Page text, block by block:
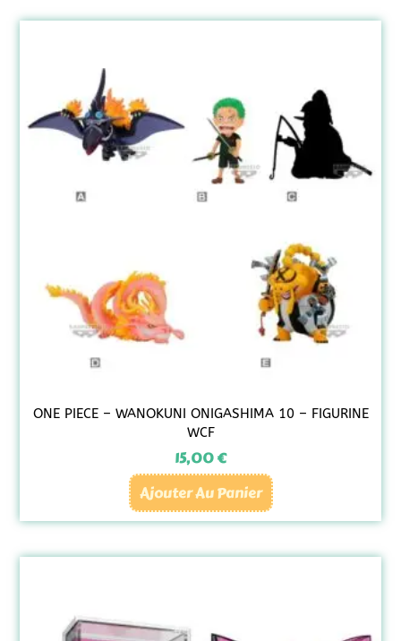
ONE PIECE – WANOKUNI ONIGASHIMA 10 – FIGURINE
WCF
15,00€
Ajouter Au Panier